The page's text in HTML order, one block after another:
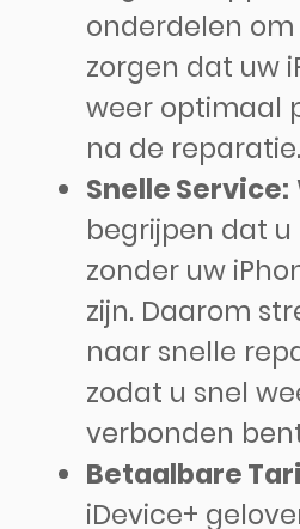
onderdelen
zorgen dat uw
weer optimaal
na de reparatie.
Snelle Service:
begrijpen dat
zonder uw
zijn. Daarom
naar snelle
zodat u snel
verbonden
Betaalbare
iDevice+